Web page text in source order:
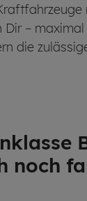
–
die
noch